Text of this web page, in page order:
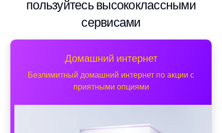
пользуйтесь высококлассными
сервисами
Домашний интернет
Безлимитный домашний интернет по акции с
приятными опциями